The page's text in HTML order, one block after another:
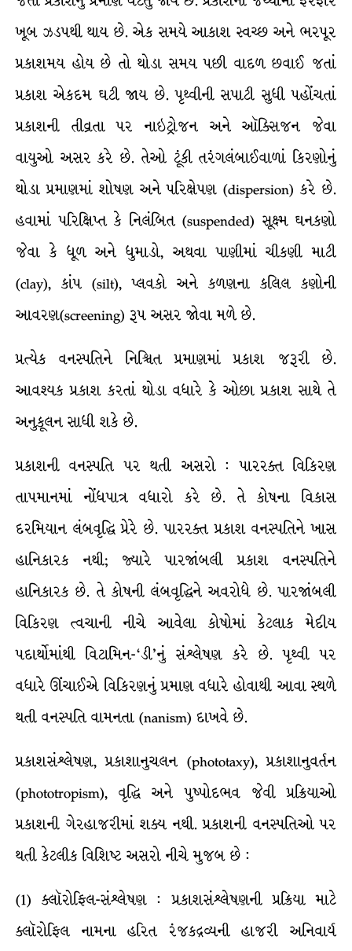
ખૂબ ઝડપથી થાય છે. એક સમયે આકાશ સ્વચ્છ અને ભરપૂર
પ્રકાશમય હોય છે તો થોડા સમય પછી વાદળ છવાઈ જતાં
પ્રકાશ એકદમ ઘટી જાય છે. પૃથ્વીની સપાટી સુધી પહોંચતાં
પ્રકાશની તીવ્રતા પર નાઇટ્રોજન અને ઑક્સિજન જેવા
વાયુઓ અસર કરે છે. તેઓ ટૂંકી તરંગલંબાઈવાળાં કિરણોનું
થોડા પ્રમાણમાં શોષણ અને પરિક્ષેપણ (dispersion) કરે છે.
હવામાં પરિક્ષિપ્ત કે નિલંબિત (suspended) સૂક્ષ્મ ઘનકણો
જેવા કે ધૂળ અને ધુમાડો, અથવા પાણીમાં ચીકણી માટી
(clay), કાંપ (silt), પ્લવકો અને કળણના કલિલ કણોની
આવરણ(screening) રૂપ અસર જોવા મળે છે.
પ્રત્યેક વનસ્પતિને નિશ્ચિત પ્રમાણમાં પ્રકાશ જરૂરી છે.
આવશ્યક પ્રકાશ કરતાં થોડા વધારે કે ઓછા પ્રકાશ સાથે તે
અનુકૂલન સાધી શકે છે.
પ્રકાશની વનસ્પતિ પર થતી અસરો : પારરક્ત વિકિરણ
તાપમાનમાં નોંધપાત્ર વધારો કરે છે. તે કોષના વિકાસ
દરમિયાન લંબવૃદ્ધિ પ્રેરે છે. પારરક્ત પ્રકાશ વનસ્પતિને ખાસ
હાનિકારક નથી; જ્યારે પારજાંબલી પ્રકાશ વનસ્પતિને
હાનિકારક છે. તે કોષની લંબવૃદ્ધિને અવરોધે છે. પારજાંબલી
વિકિરણ ત્વચાની નીચે આવેલા કોષોમાં કેટલાક મેદીય
પદાર્થોમાંથી વિટામિન-‘ડી’નું સંશ્લેષણ કરે છે. પૃથ્વી પર
વધારે ઊંચાઈએ વિકિરણનું પ્રમાણ વધારે હોવાથી આવા સ્થળે
થતી વનસ્પતિ વામનતા (nanism) દાખવે છે.
પ્રકાશસંશ્લેષણ, પ્રકાશાનુચલન (phototaxy), પ્રકાશાનુવર્તન
(phototropism), વૃદ્ધિ અને પુષ્પોદભવ જેવી પ્રક્રિયાઓ
પ્રકાશની ગેરહાજરીમાં શક્ય નથી. પ્રકાશની વનસ્પતિઓ પર
થતી કેટલીક વિશિષ્ટ અસરો નીચે મુજબ છે :
(1) ક્લૉરોફિલ-સંશ્લેષણ : પ્રકાશસંશ્લેષણની પ્રક્રિયા માટે
ક્લૉરોફિલ નામના હરિત રંજકદ્રવ્યની હાજરી અનિવાર્ય